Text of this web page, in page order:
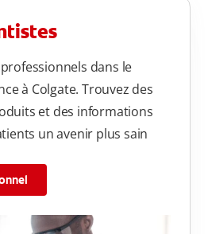
dans le
à Colgate. Trouvez des
et des informations
un avenir plus sain